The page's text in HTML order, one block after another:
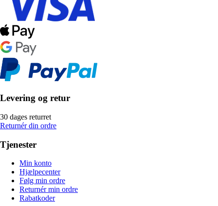
Levering og retur
30 dages returret
Returnér din ordre
Tjenester
Min konto
Hjælpecenter
Følg min ordre
Returnér min ordre
Rabatkoder